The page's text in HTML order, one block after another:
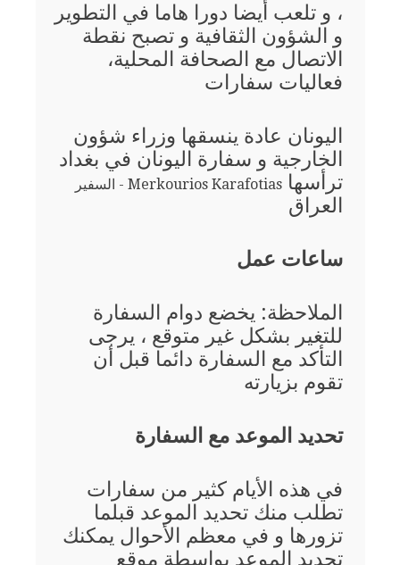
، و تلعب أيضا دورا هاما في التطوير
و الشؤون الثقافية و تصبح نقطة
الاتصال مع الصحافة المحلية،
فعاليات سفارات
اليونان عادة ينسقها وزراء شؤون
الخارجية و سفارة اليونان في بغداد
ترأسها Merkourios Karafotias - السفير
العراق
ساعات عمل
الملاحظة: يخضع دوام السفارة
للتغير بشكل غير متوقع ، يرجى
التأكد مع السفارة دائما قبل أن
تقوم بزيارته
تحديد الموعد مع السفارة
في هذه الأيام كثير من سفارات
تطلب منك تحديد الموعد قبلما
تزورها و في معظم الأحوال يمكنك
تحديد الموعد بواسطة موقع